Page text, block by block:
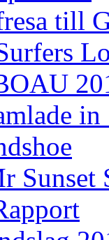
till
Sunset